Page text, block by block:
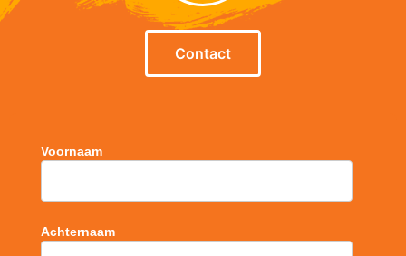
Contact
Voornaam
Achternaam